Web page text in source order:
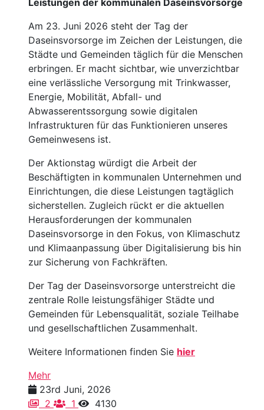
Am 23. Juni 2026 steht der Tag der
Daseinsvorsorge im Zeichen der Leistungen, die
Städte und Gemeinden täglich für die Menschen
erbringen. Er macht sichtbar, wie unverzichtbar
eine verlässliche Versorgung mit Trinkwasser,
Energie, Mobilität, Abfall- und
Abwasserentssorgung sowie digitalen
Infrastrukturen für das Funktionieren unseres
Gemeinwesens ist.
Der Aktionstag würdigt die Arbeit der
Beschäftigten in kommunalen Unternehmen und
Einrichtungen, die diese Leistungen tagtäglich
sicherstellen. Zugleich rückt er die aktuellen
Herausforderungen der kommunalen
Daseinsvorsorge in den Fokus, von Klimaschutz
und Klimaanpassung über Digitalisierung bis hin
zur Sicherung von Fachkräften.
Der Tag der Daseinsvorsorge unterstreicht die
zentrale Rolle leistungsfähiger Städte und
Gemeinden für Lebensqualität, soziale Teilhabe
und gesellschaftlichen Zusammenhalt.
Weitere Informationen finden Sie hier
Mehr
23rd Juni, 2026
2
1 4130